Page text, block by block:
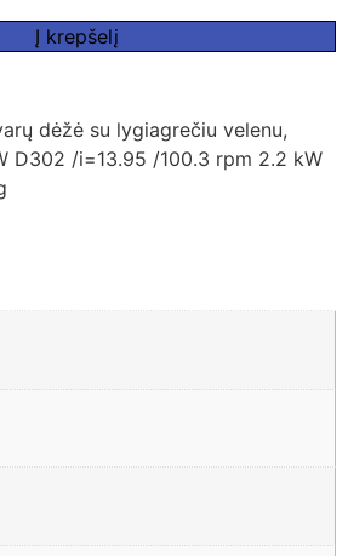
Į krepšelį
dėžė su lygiagrečiu velenu,
D302 /i=13.95 /100.3 rpm 2.2 kW